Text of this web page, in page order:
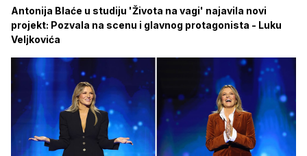
Antonija Blaće u studiju 'Života na vagi' najavila novi
projekt: Pozvala na scenu i glavnog protagonista - Luku
Veljkovića